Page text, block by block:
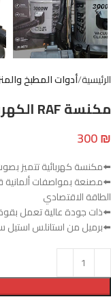
الرئيسية أدوات المطبخ
مكنسة RAF الكهربائية
300₪
⬅️مكنسة كهربائية تتميز
⬅️مصنعة بمواصفات ألمانية
الطاقة الاقتصادي
⬅️ذات جودة عالية تعمل بقوة 3000
⬅️برميل من استانلس استيل سعة 25 لتر ، مع فلتر